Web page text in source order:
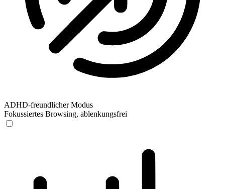
ADHD-freundlicher Modus
Fokussiertes Browsing, ablenkungsfrei